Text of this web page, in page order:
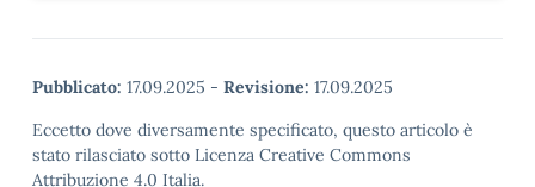
Pubblicato: 17.09.2025 - Revisione: 17.09.2025
Eccetto dove diversamente specificato, questo articolo è
stato rilasciato sotto Licenza Creative Commons
Attribuzione 4.0 Italia.